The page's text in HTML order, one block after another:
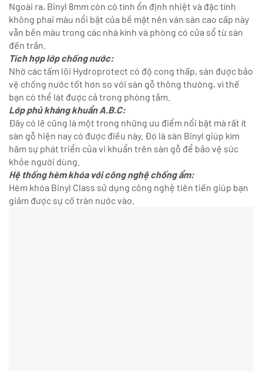
Ngoài ra, Binyl 8mm còn có tính ổn định nhiệt và đặc tính
không phai màu nổi bật của bề mặt nên ván sàn cao cấp này
vẫn bền màu trong các nhà kính và phòng có cửa sổ từ sàn
đến trần.
Tích hợp lớp chống nước:
Nhờ các tấm lõi Hydroprotect có độ cong thấp, sàn được bảo
vệ chống nước tốt hơn so với sàn gỗ thông thường, vì thế
bạn có thể lát được cả trong phòng tắm.
Lớp phủ kháng khuẩn A.B.C:
Đây có lẽ cũng là một trong những ưu điểm nổi bật mà rất ít
sàn gỗ hiện nay có được điều này. Đó là sàn Binyl giúp kìm
hãm sự phát triển của vi khuẩn trên sàn gỗ để bảo vệ sức
khỏe người dùng.
Hệ thống hèm khóa với công nghệ chống ẩm:
Hèm khóa Binyl Class sử dụng công nghệ tiên tiến giúp bạn
giảm được sự cố tràn nước vào.